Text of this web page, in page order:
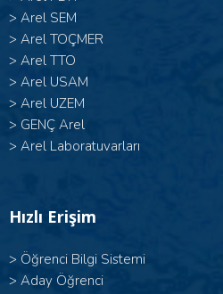
> Arel SEM
> Arel TOÇMER
> Arel TTO
> Arel USAM
> Arel UZEM
> GENÇ Arel
> Arel Laboratuvarları
Hızlı Erişim
> Öğrenci Bilgi Sistemi
> Aday Öğrenci